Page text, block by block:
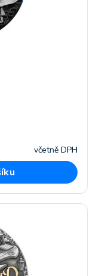
včetně DPH